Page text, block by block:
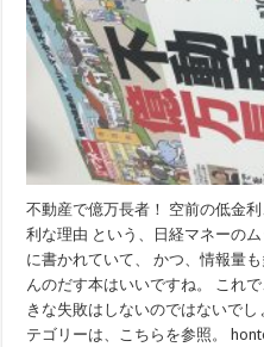
不動産で億万長者！ 空前の低金
利な理由 という、日経マネーの
に書かれていて、 かつ、情報量
んのだす本はいいですね。 これ
きな失敗はしないのではないで
テゴリーは、こちらを参照。